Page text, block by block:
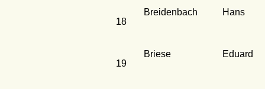
18
Breidenbach Hans
19
Briese Eduard